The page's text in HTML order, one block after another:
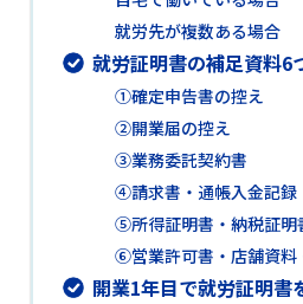
就労先が複数ある場合
就労証明書の補足資料6
①確定申告書の控え
②開業届の控え
③業務委託契約書
④請求書・通帳入金記録
⑤所得証明書・納税証明
⑥営業許可書・店舗資料
開業1年目で就労証明書